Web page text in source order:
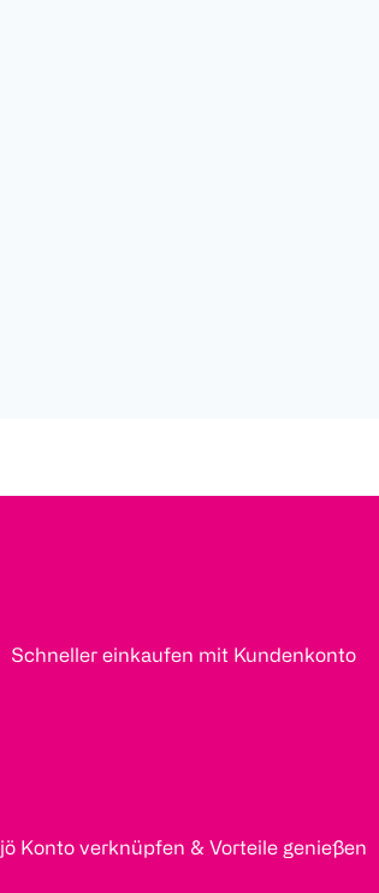
Schneller einkaufen mit Kundenkonto
jö Konto verknüpfen & Vorteile genießen